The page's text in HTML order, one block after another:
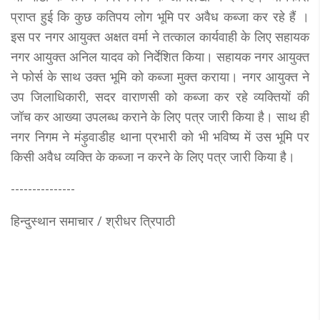
प्राप्त हुई कि कुछ कतिपय लोग भूमि पर अवैध कब्जा कर रहे हैं ।
इस पर नगर आयुक्त अक्षत वर्मा ने तत्काल कार्यवाही के लिए सहायक
नगर आयुक्त अनिल यादव को निर्देशित किया। सहायक नगर आयुक्त
ने फोर्स के साथ उक्त भूमि को कब्जा मुक्त कराया। नगर आयुक्त ने
उप जिलाधिकारी, सदर वाराणसी को कब्जा कर रहे व्यक्तियों की
जॉच कर आख्या उपलब्ध कराने के लिए पत्र जारी किया है। साथ ही
नगर निगम ने मंड़ुवाडीह थाना प्रभारी को भी भविष्य में उस भूमि पर
किसी अवैध व्यक्ति के कब्जा न करने के लिए पत्र जारी किया है।
---------------
हिन्दुस्थान समाचार / श्रीधर त्रिपाठी